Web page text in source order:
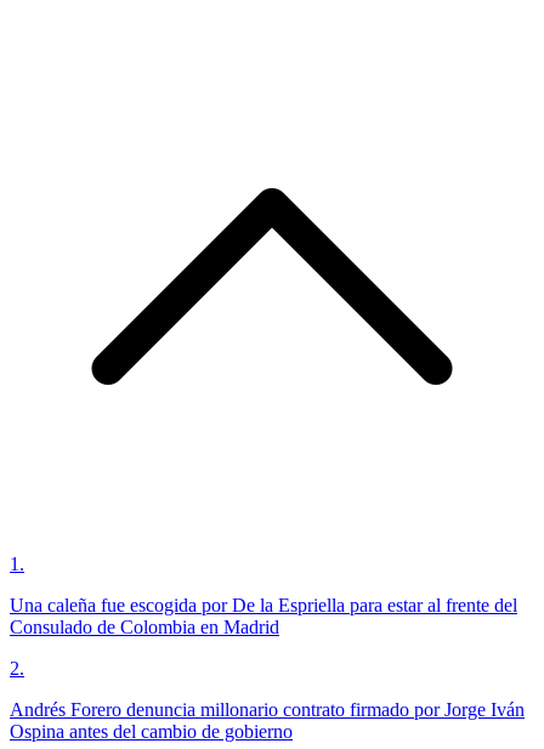
1 .
Una caleña fue escogida por De la Espriella para estar al frente del
Consulado de Colombia en Madrid
2.
Andrés Forero denuncia millonario contrato firmado por Jorge Iván
Ospina antes del cambio de gobierno